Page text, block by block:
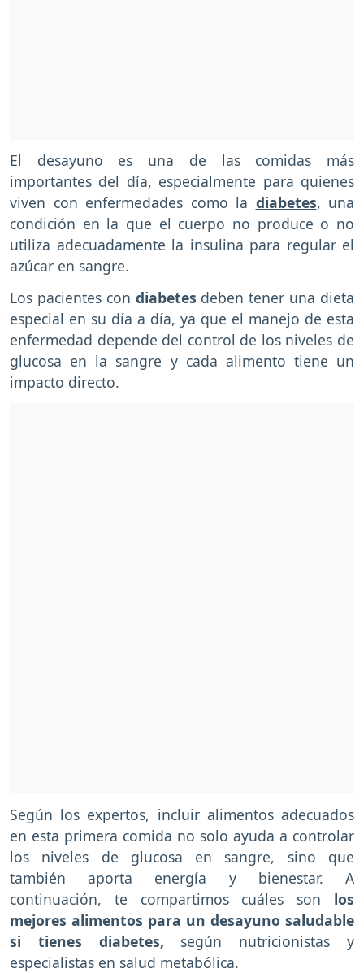
El desayuno es una de las comidas más
importantes del día, especialmente para quienes
viven con enfermedades como la diabetes, una
condición en la que el cuerpo no produce o no
utiliza adecuadamente la insulina para regular el
azúcar en sangre.
Los pacientes con diabetes deben tener una dieta
especial en su día a día, ya que el manejo de esta
enfermedad depende del control de los niveles de
glucosa en la sangre y cada alimento tiene un
impacto directo.
Según los expertos, incluir alimentos adecuados
en esta primera comida no solo ayuda a controlar
los niveles de glucosa en sangre, sino que
también aporta energía y bienestar. A
continuación, te compartimos cuáles son los
mejores alimentos para un desayuno saludable
si tienes diabetes, según nutricionistas y
especialistas en salud metabólica.